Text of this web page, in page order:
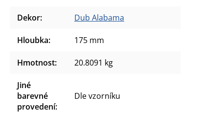
Dekor: Dub Alabama
Hloubka: 175 mm
Hmotnost: 20.8091 kg
Jiné
barevné
provedení:
Dle vzorníku